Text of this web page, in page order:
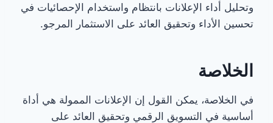
وتحليل أداء الإعلانات بانتظام واستخدام الإحصائيات في
تحسين الأداء وتحقيق العائد على الاستثمار المرجو.
الخلاصة
في الخلاصة، يمكن القول إن الإعلانات الممولة هي أداة
أساسية في التسويق الرقمي وتحقيق العائد على